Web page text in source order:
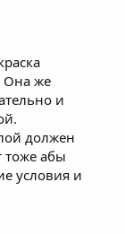
Она же
и
должен
тоже абы
условия и